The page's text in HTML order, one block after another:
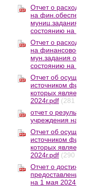
Отчет о
на
муниц.задания
состоянию на
Отчет о
на финансовое
мун.задания
состоянию на 01
Отчет об
источником
которых
2024г.pdf (281
отчет о
учреждения на
Отчет об
источником
которых
2024г.pdf (290
Отчет о
предоставления
на 1 мая